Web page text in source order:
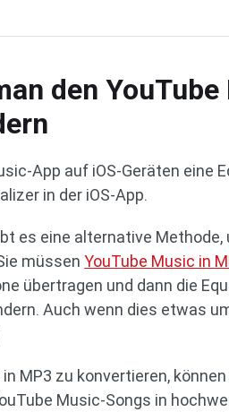
den
App auf iOS-Geräten eine
in der iOS-App.
es eine alternative Methode,
müssenYouTube Music in
übertragen und dann die
Auch wenn dies etwas
MP3 zu konvertieren,
Music-Songs in